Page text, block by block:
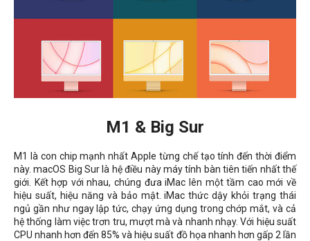
M1 & Big Sur
M1 là con chip mạnh nhất Apple từng chế tạo tính đến thời điểm
này. macOS Big Sur là hệ điều này máy tính bàn tiên tiến nhất thế
giới. Kết hợp với nhau, chúng đưa iMac lên một tầm cao mới về
hiệu suất, hiệu năng và bảo mật. iMac thức dậy khỏi trạng thái
ngủ gần như ngay lập tức, chạy ứng dụng trong chớp mắt, và cả
hệ thống làm việc trơn tru, mượt mà và nhanh nhạy. Với hiệu suất
CPU nhanh hơn đến 85% và hiệu suất đồ họa nhanh hơn gấp 2 lần